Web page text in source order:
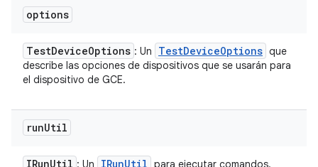
options
TestDeviceOptions : Un TestDeviceOptions que
describe las opciones de dispositivos que se usarán para
el dispositivo de GCE.
runUtil
IRunUtil : Un IRunUtil para ejecutar comandos.